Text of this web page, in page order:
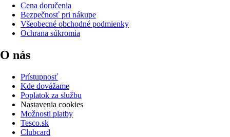
Cena doručenia
Bezpečnosť pri nákupe
Všeobecné obchodné podmienky
Ochrana súkromia
O nás
Prístupnosť
Kde dovážame
Poplatok za službu
Nastavenia cookies
Možnosti platby
Tesco.sk
Clubcard